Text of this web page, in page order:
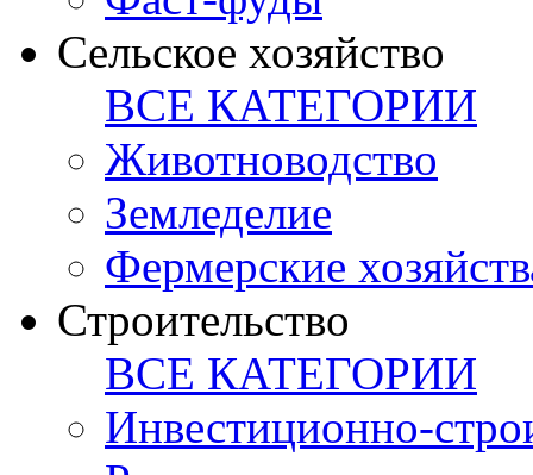
Сельское хозяйство
ВСЕ КАТЕГОРИИ
Животноводство
Земледелие
Фермерские
Строительство
ВСЕ КАТЕГОРИИ
Инвестиционно-